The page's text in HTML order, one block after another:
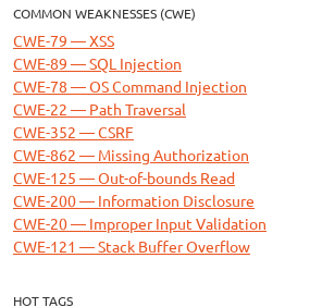
COMMON WEAKNESSES (CWE)
CWE-79 — XSS
CWE-89 — SQL Injection
CWE-78 — OS Command Injection
CWE-22 — Path Traversal
CWE-352 — CSRF
CWE-862 — Missing Authorization
CWE-125 — Out-of-bounds Read
CWE-200 — Information Disclosure
CWE-20 — Improper Input Validation
CWE-121 — Stack Buffer Overflow
HOT TAGS